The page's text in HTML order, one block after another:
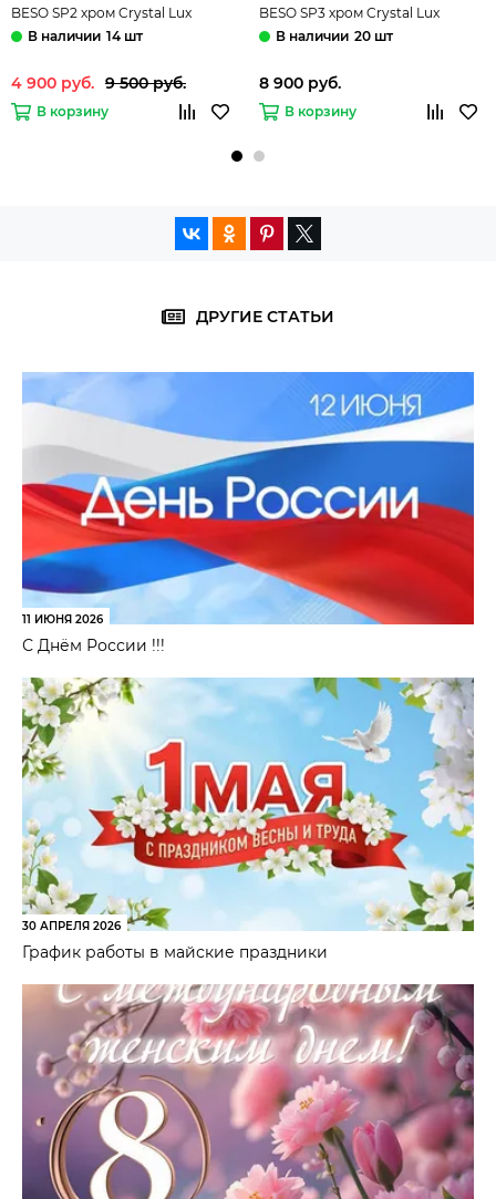
BESO SP2 хром Crystal Lux
14 шт
4 900 руб. 9 500 руб.
В корзину
BESO SP3 хром Crystal Lux
20 шт
8 900 руб.
В корзину
ДРУГИЕ СТАТЬИ
11 ИЮНЯ 2026
С Днём России !!!
30 АПРЕЛЯ 2026
График работы в майские праздники